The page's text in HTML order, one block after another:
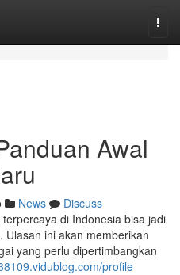
Awal
News
Discuss
di Indonesia bisa jadi
ini akan memberikan
yang perlu dipertimbangkan
profile